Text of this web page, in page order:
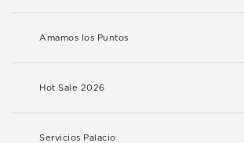
Amamos los Puntos
Hot Sale 2026
Servicios Palacio